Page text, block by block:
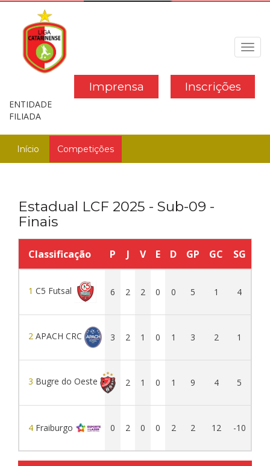
Inscrições
Imprensa
ENTIDADE
FILIADA
Início Competições
Estadual LCF 2025 - Sub-09 -
Finais
Classificação P J V E D GP GC SG
1 C5 Futsal 6 2 2 0 0 5 1 4
2 APACH CRC 3 2 1 0 1 3 2 1
3 Bugre do Oeste 3 2 1 0 1 9 4 5
4 Fraiburgo 0 2 0 0 2 2 12 -10